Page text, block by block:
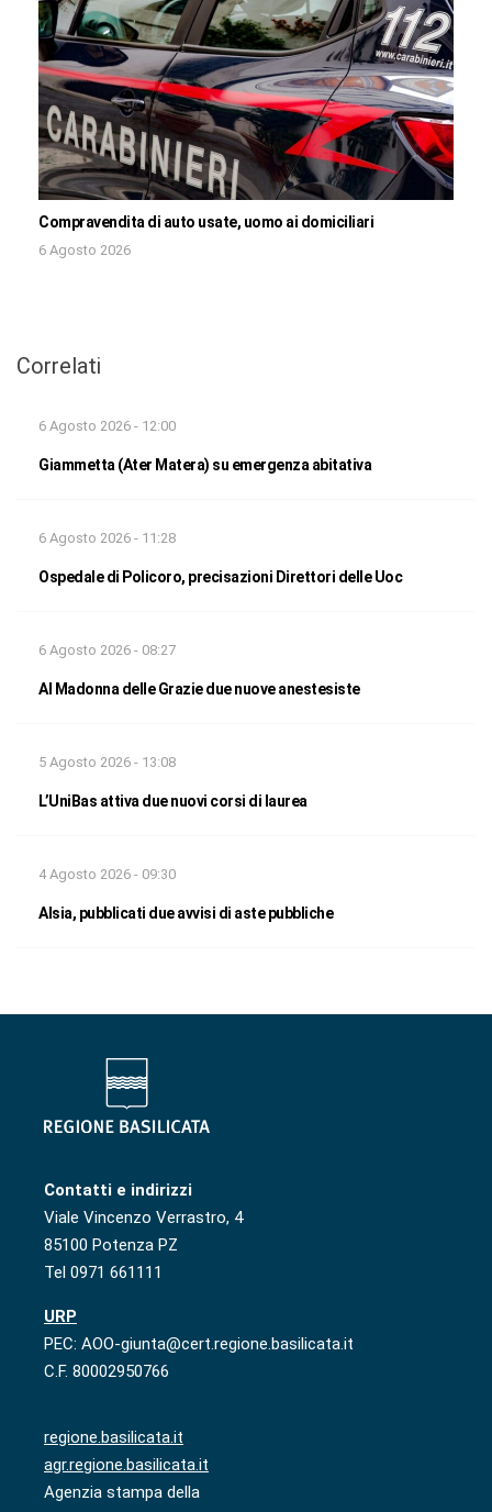
Compravendita di auto usate, uomo ai domiciliari
6 Agosto 2026
Correlati
6 Agosto 2026 - 12:00
Giammetta (Ater Matera) su emergenza abitativa
6 Agosto 2026 - 11:28
Ospedale di Policoro, precisazioni Direttori delle Uoc
6 Agosto 2026 - 08:27
Al Madonna delle Grazie due nuove anestesiste
5 Agosto 2026 - 13:08
L’UniBas attiva due nuovi corsi di laurea
4 Agosto 2026 - 09:30
Alsia, pubblicati due avvisi di aste pubbliche
Contatti e indirizzi
Viale Vincenzo Verrastro, 4
85100 Potenza PZ
Tel 0971 661111
URP
PEC: AOO-giunta@cert.regione.basilicata.it
C.F. 80002950766
regione.basilicata.it
agr.regione.basilicata.it
Agenzia stampa della